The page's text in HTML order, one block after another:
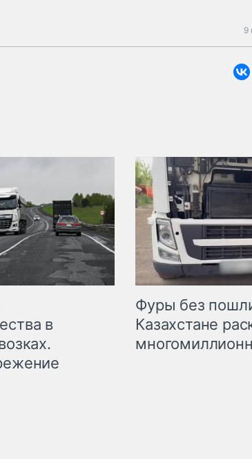
9
в
Фуры без
Казахстане